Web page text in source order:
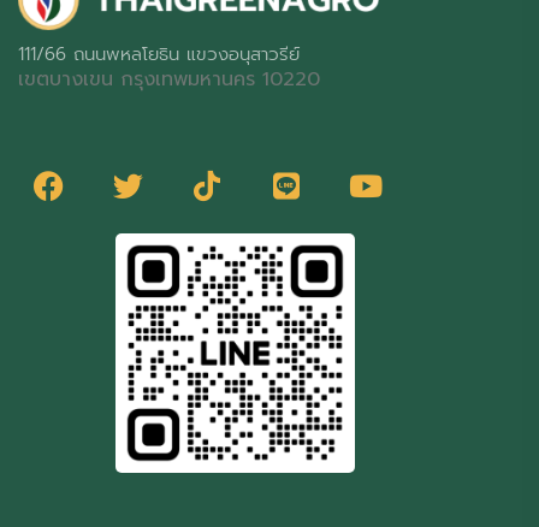
111/66 ถนนพหลโยธิน แขวงอนุสาวรีย์
เขตบางเขน กรุงเทพมหานคร 10220